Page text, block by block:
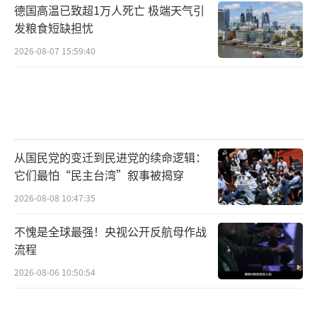
德国高温已致超1万人死亡 极端天气引
发粮食短缺担忧
2026-08-07 15:59:40
从国民党的变迁到民进党的续命逻辑：
它们最怕“民主台湾”叙事被揭穿
2026-08-08 10:47:35
不愧是全球最强！央视公开反航母作战
流程
2026-08-06 10:50:54